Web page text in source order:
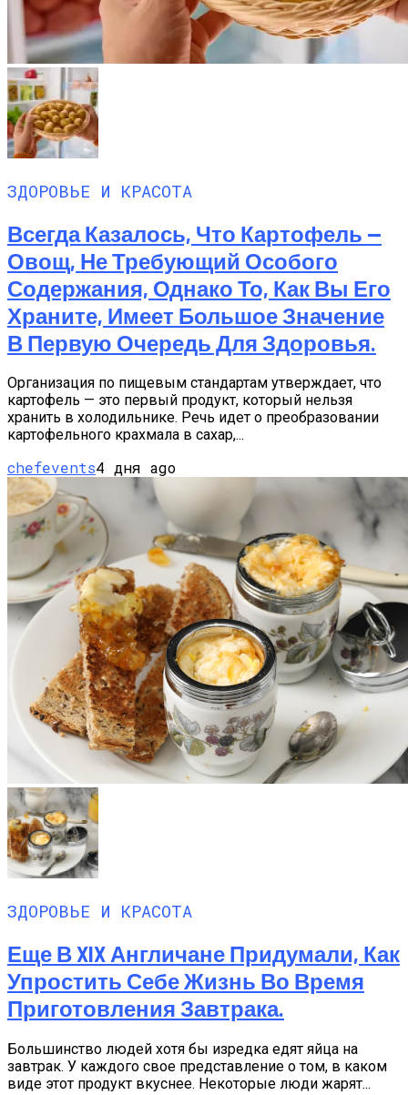
ЗДОРОВЬЕ И КРАСОТА
Всегда Казалось, Что Картофель —
Овощ, Не Требующий Особого
Содержания, Однако То, Как Вы Его
Храните, Имеет Большое Значение
В Первую Очередь Для Здоровья.
Организация по пищевым стандартам утверждает, что
картофель — это первый продукт, который нельзя
хранить в холодильнике. Речь идет о преобразовании
картофельного крахмала в сахар,...
chefevents4 дня ago
ЗДОРОВЬЕ И КРАСОТА
Еще В XIX Англичане Придумали, Как
Упростить Себе Жизнь Во Время
Приготовления Завтрака.
Большинство людей хотя бы изредка едят яйца на
завтрак. У каждого свое представление о том, в каком
виде этот продукт вкуснее. Некоторые люди жарят...